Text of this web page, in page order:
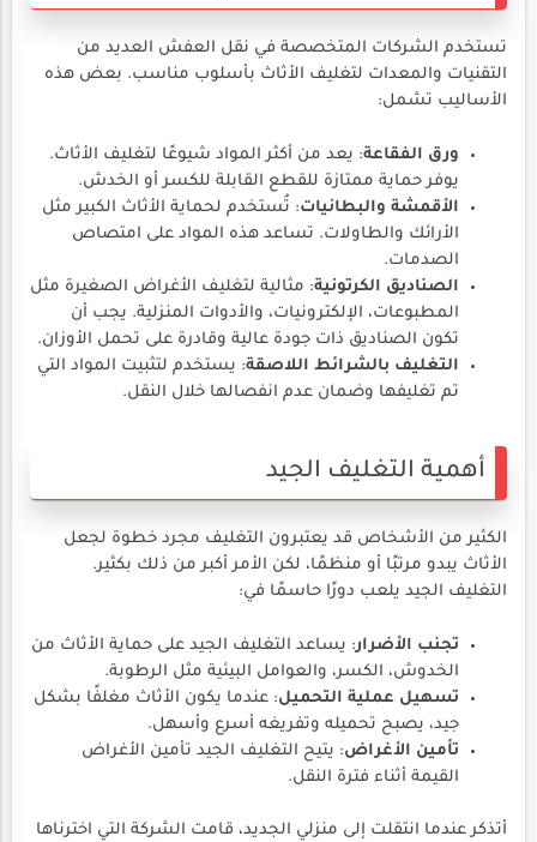
تستخدم الشركات المتخصصة في نقل العفش العديد من
التقنيات والمعدات لتغليف الأثاث بأسلوب مناسب. بعض هذه
الأساليب تشمل:
ورق الفقاعة: يعد من أكثر المواد شيوعًا لتغليف الأثاث.
يوفر حماية ممتازة للقطع القابلة للكسر أو الخدش.
الأقمشة والبطانيات: تُستخدم لحماية الأثاث الكبير مثل
الأرائك والطاولات. تساعد هذه المواد على امتصاص
الصدمات.
الصناديق الكرتونية: مثالية لتغليف الأغراض الصغيرة مثل
المطبوعات، الإلكترونيات، والأدوات المنزلية. يجب أن
تكون الصناديق ذات جودة عالية وقادرة على تحمل الأوزان.
التغليف بالشرائط اللاصقة: يستخدم لتثبيت المواد التي
تم تغليفها وضمان عدم انفصالها خلال النقل.
أهمية التغليف الجيد
الكثير من الأشخاص قد يعتبرون التغليف مجرد خطوة لجعل
الأثاث يبدو مرتبًا أو منظمًا، لكن الأمر أكبر من ذلك بكثير.
التغليف الجيد يلعب دورًا حاسمًا في:
تجنب الأضرار: يساعد التغليف الجيد على حماية الأثاث من
الخدوش، الكسر، والعوامل البيئية مثل الرطوبة.
تسهيل عملية التحميل: عندما يكون الأثاث مغلفًا بشكل
جيد، يصبح تحميله وتفريغه أسرع وأسهل.
تأمين الأغراض: يتيح التغليف الجيد تأمين الأغراض
القيمة أثناء فترة النقل.
أتذكر عندما انتقلت إلى منزلي الجديد، قامت الشركة التي اخترناها